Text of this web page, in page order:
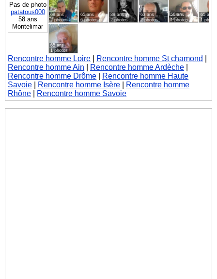
Pas de photo
patatous000
58 ans
Montelimar
69 ans
2 photos
65 ans
6 photos
39 ans
2 photos
63 ans
2 photos
56 ans
1 photos
65 ans
1
65 ans
1 photos
Rencontre homme Loire Rencontre homme St chamond
Rencontre homme Ain
Rencontre homme Ardèche
Rencontre homme Drôme
Rencontre homme Haute
Savoie
Rencontre homme Isère
Rencontre homme
Rhône
Rencontre homme Savoie